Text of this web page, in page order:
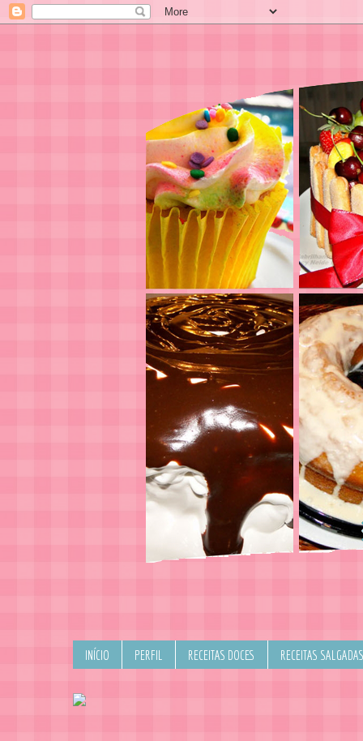
INÍCIO PERFIL RECEITAS DOCES RECEITAS SALGADAS